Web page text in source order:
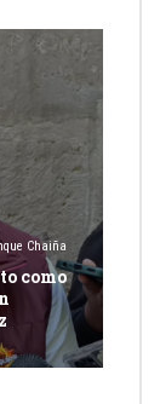
Chaiña
como